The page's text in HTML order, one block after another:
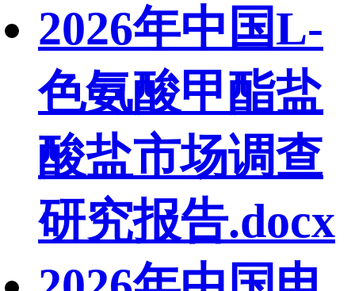
2026年中国L-
色氨酸甲酯盐
酸盐市场调查
研究报告.docx